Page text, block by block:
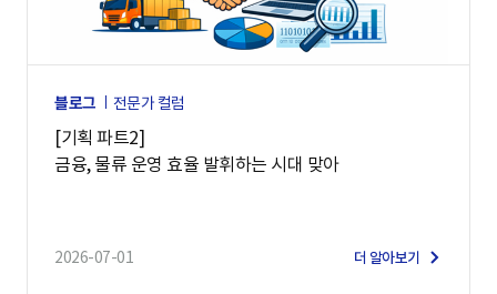
블로그 전문가 컬럼
[기획 파트2]
금융, 물류 운영 효율 발휘하는 시대 맞아
2026-07-01 더 알아보기